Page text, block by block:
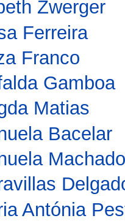
Zwerger
Ferreira
Franco
Gamboa
Matias
Bacelar
Antónia